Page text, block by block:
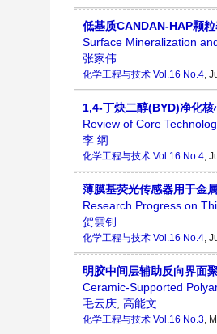
低基质CANDAN-HAP颗
Surface Mineralization
张家伟
化学工程与技术 Vol.16 No.4,
1,4-丁炔二醇(BYD)净化核
Review of Core
李 纲
化学工程与技术 Vol.16 No.4,
薄膜基荧光传感器用于金
Research Progress on
贺雲钊
化学工程与技术 Vol.16 No.4,
明胶中间层辅助反向界面
Ceramic-Supported
毛云庆, 高能文
化学工程与技术 Vol.16 No.3,